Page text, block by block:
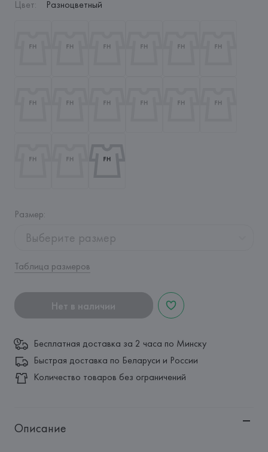
Цвет: Разноцветный
Размер:
Выберите размер
Таблица размеров
Нет в наличии
Бесплатная доставка за 2 часа по Минску
Быстрая доставка по Беларуси и России
Количество товаров без ограничений
Описание